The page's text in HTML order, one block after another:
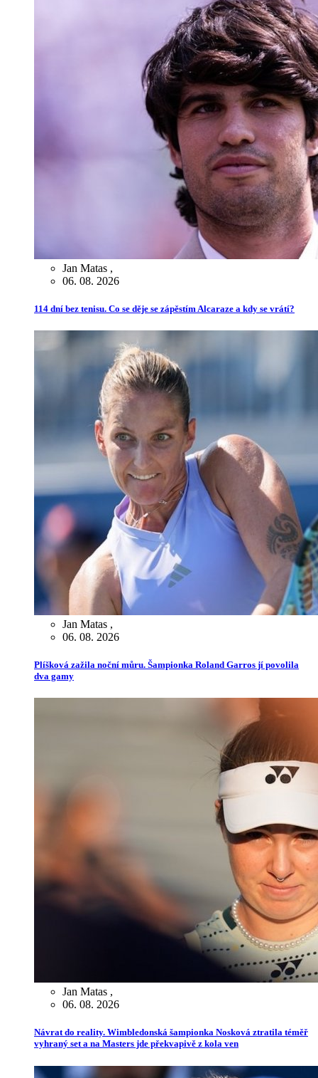
Jan Matas ,
06. 08. 2026
114 dní bez tenisu. Co se děje se zápěstím Alcaraze a kdy se vrátí?
Jan Matas ,
06. 08. 2026
Plíšková zažila noční můru. Šampionka Roland Garros jí povolila
dva gamy
Jan Matas ,
06. 08. 2026
Návrat do reality. Wimbledonská šampionka Nosková ztratila téměř
vyhraný set a na Masters jde překvapivě z kola ven